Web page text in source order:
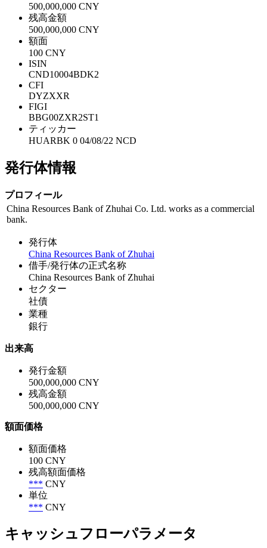
500,000,000 CNY
残高金額
500,000,000 CNY
額面
100 CNY
ISIN
CND10004BDK2
CFI
DYZXXR
FIGI
BBG00ZXR2ST1
ティッカー
HUARBK 0 04/08/22 NCD
発行体情報
プロフィール
China Resources Bank of Zhuhai Co. Ltd. works as a commercial
bank.
発行体
China Resources Bank of Zhuhai
借手/発行体の正式名称
China Resources Bank of Zhuhai
セクター
社債
業種
銀行
出来高
発行金額
500,000,000 CNY
残高金額
500,000,000 CNY
額面価格
額面価格
100 CNY
残高額面価格
*** CNY
単位
*** CNY
キャッシュフローパラメータ